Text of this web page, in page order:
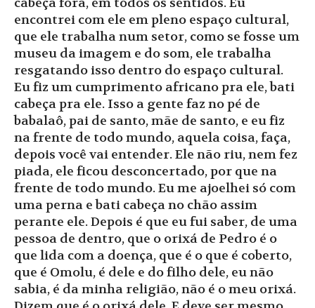
cabeça fora, em todos os sentidos. Eu
encontrei com ele em pleno espaço cultural,
que ele trabalha num setor, como se fosse um
museu da imagem e do som, ele trabalha
resgatando isso dentro do espaço cultural.
Eu fiz um cumprimento africano pra ele, bati
cabeça pra ele. Isso a gente faz no pé de
babalaô, pai de santo, mãe de santo, e eu fiz
na frente de todo mundo, aquela coisa, faça,
depois você vai entender. Ele não riu, nem fez
piada, ele ficou desconcertado, por que na
frente de todo mundo. Eu me ajoelhei só com
uma perna e bati cabeça no chão assim
perante ele. Depois é que eu fui saber, de uma
pessoa de dentro, que o orixá de Pedro é o
que lida com a doença, que é o que é coberto,
que é Omolu, é dele e do filho dele, eu não
sabia, é da minha religião, não é o meu orixá.